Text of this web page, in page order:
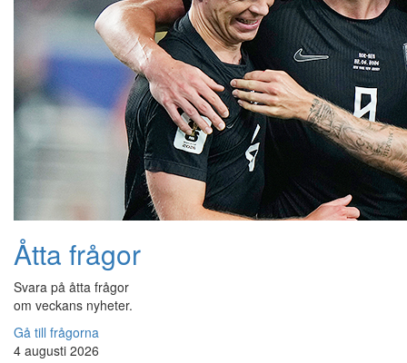
Åtta frågor
Svara på åtta frågor
om veckans nyheter.
Gå till frågorna
4 augusti 2026